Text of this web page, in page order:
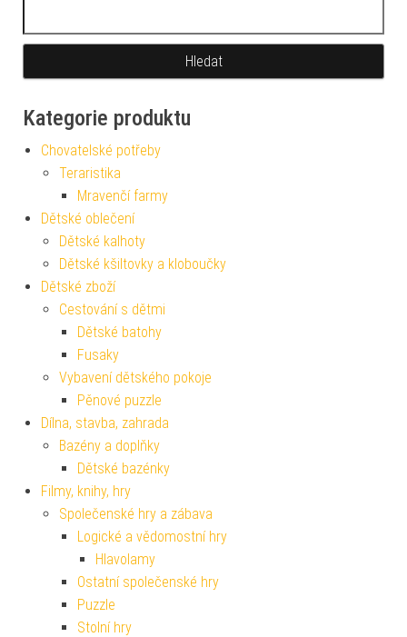
Kategorie produktu
Chovatelské potřeby
Teraristika
Mravenčí farmy
Dětské oblečení
Dětské kalhoty
Dětské kšiltovky a kloboučky
Dětské zboží
Cestování s dětmi
Dětské batohy
Fusaky
Vybavení dětského pokoje
Pěnové puzzle
Dílna, stavba, zahrada
Bazény a doplňky
Dětské bazénky
Filmy, knihy, hry
Společenské hry a zábava
Logické a vědomostní hry
Hlavolamy
Ostatní společenské hry
Puzzle
Stolní hry